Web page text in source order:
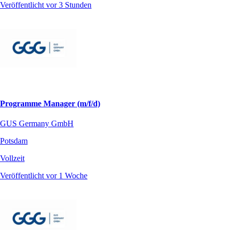
Veröffentlicht vor 3 Stunden
Programme Manager (m/f/d)
GUS Germany GmbH
Potsdam
Vollzeit
Veröffentlicht vor 1 Woche